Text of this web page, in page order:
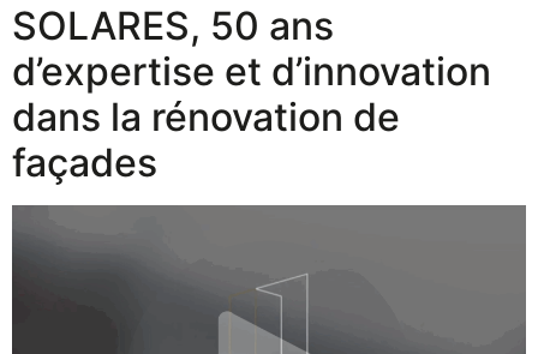
SOLARES, 50 ans
d’expertise et d’innovation
dans la rénovation de
façades